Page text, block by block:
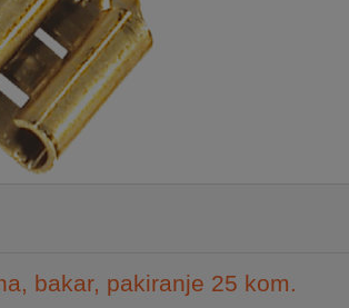
bakar, pakiranje 25 kom.